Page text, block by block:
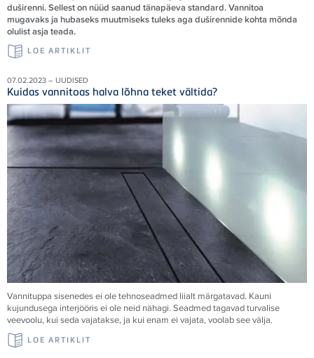
duširenni. Sellest on nüüd saanud tänapäeva standard. Vannitoa
mugavaks ja hubaseks muutmiseks tuleks aga duširennide kohta mõnda
olulist asja teada.
LOE ARTIKLIT
07.02.2023 – UUDISED
Kuidas vannitoas halva lõhna teket vältida?
Vannituppa sisenedes ei ole tehnoseadmed liialt märgatavad. Kauni
kujundusega interjööris ei ole neid nähagi. Seadmed tagavad turvalise
veevoolu, kui seda vajatakse, ja kui enam ei vajata, voolab see välja.
LOE ARTIKLIT